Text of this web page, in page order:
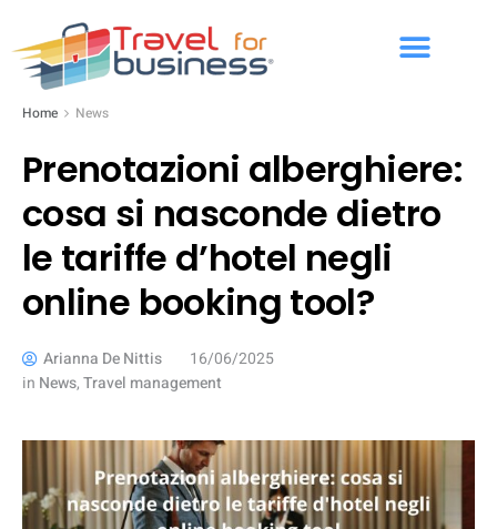
Home News
Prenotazioni alberghiere:
cosa si nasconde dietro
le tariffe d’hotel negli
online booking tool?
Arianna De Nittis
16/06/2025
in News,Travel management